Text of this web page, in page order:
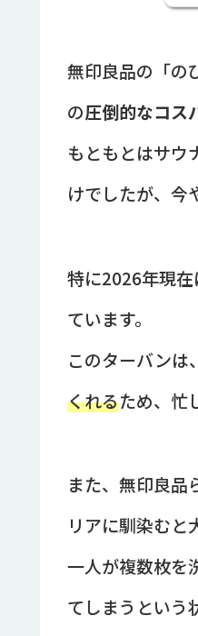
無印良品の「の
の圧倒的なコス
もともとはサウ
けでしたが、今
特に2026年現
ています。
このターバンは
くれるため、忙
また、無印良品
リアに馴染むと
一人が複数枚を
てしまうという